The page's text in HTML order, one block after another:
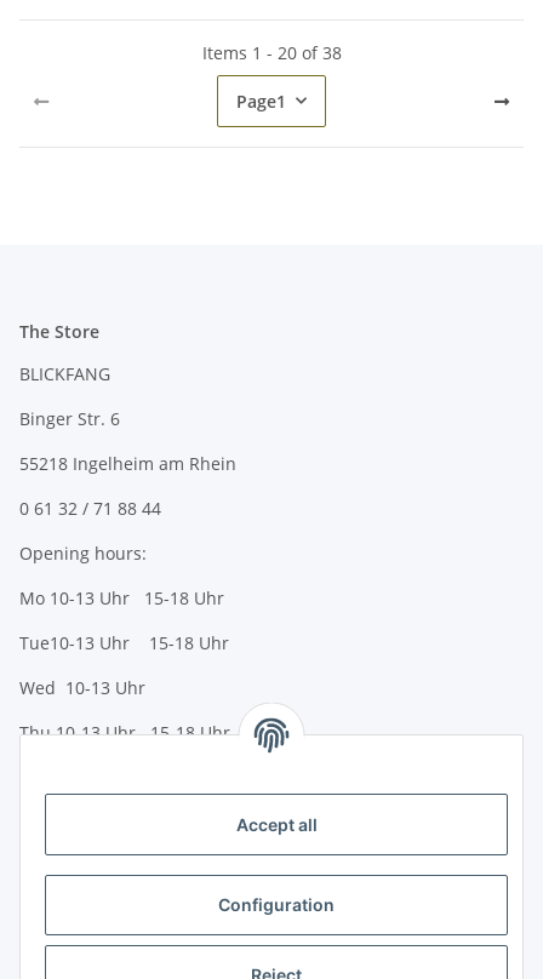
Accept all
Configuration
Items 1 - 20 of 38
Page1
The Store
BLICKFANG
Binger Str. 6
55218 Ingelheim am Rhein
0 61 32 / 71 88 44
Opening hours:
Mo 10-13 Uhr 15-18 Uhr
Tue10-13 Uhr 15-18 Uhr
Wed 10-13 Uhr
Thu 10-13 Uhr 15-18 Uhr
Payment options
Bank transfer (IBAN / BIC)
PayPal